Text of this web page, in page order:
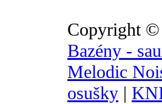
Copyright
Bazény -
Melodic
osušky |